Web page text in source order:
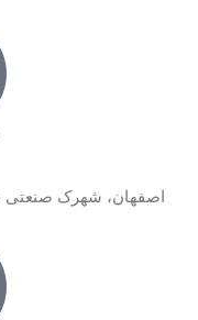
اصفهان، شهرک صنعتی